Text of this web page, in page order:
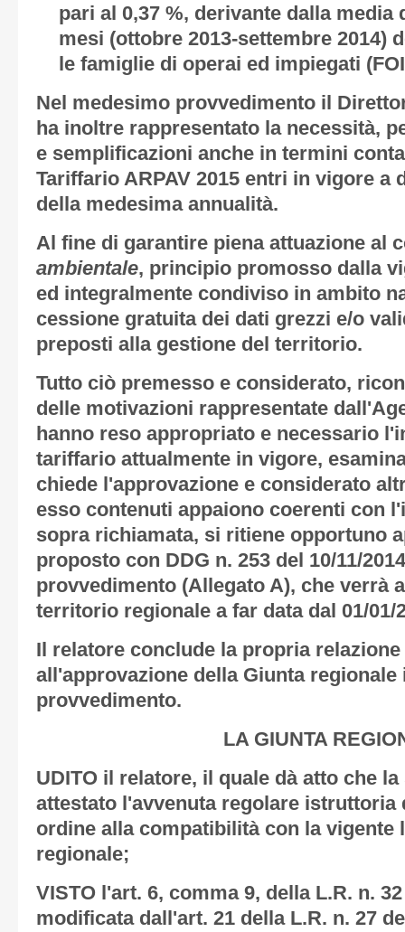
pari al 0,37 %, derivante dalla
mesi (ottobre 2013-settembre 2014)
le famiglie di operai ed impiegati
Nel medesimo provvedimento il
ha inoltre rappresentato la necessità,
e semplificazioni anche in termini
Tariffario ARPAV 2015 entri in vigore a
della medesima annualità.
Al fine di garantire piena attuazione al
ambientale, principio promosso dalla
ed integralmente condiviso in ambito
cessione gratuita dei dati grezzi e/o
preposti alla gestione del territorio.
Tutto ciò premesso e considerato,
delle motivazioni rappresentate
hanno reso appropriato e necessario
tariffario attualmente in vigore,
chiede l'approvazione e considerato
esso contenuti appaiono coerenti con
sopra richiamata, si ritiene opportuno
proposto con DDG n. 253 del 10/11/
provvedimento (Allegato A), che verrà
territorio regionale a far data dal 01/01/
Il relatore conclude la propria
all'approvazione della Giunta regionale
provvedimento.
LA GIUNTA
UDITO il relatore, il quale dà atto che
attestato l'avvenuta regolare istruttoria
ordine alla compatibilità con la vigente
regionale;
VISTO l'art. 6, comma 9, della L.R. n.
modificata dall'art. 21 della L.R. n. 27